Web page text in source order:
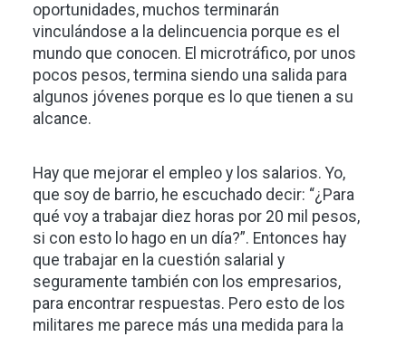
oportunidades, muchos terminarán
vinculándose a la delincuencia porque es el
mundo que conocen. El microtráfico, por unos
pocos pesos, termina siendo una salida para
algunos jóvenes porque es lo que tienen a su
alcance.
Hay que mejorar el empleo y los salarios. Yo,
que soy de barrio, he escuchado decir: “¿Para
qué voy a trabajar diez horas por 20 mil pesos,
si con esto lo hago en un día?”. Entonces hay
que trabajar en la cuestión salarial y
seguramente también con los empresarios,
para encontrar respuestas. Pero esto de los
militares me parece más una medida para la